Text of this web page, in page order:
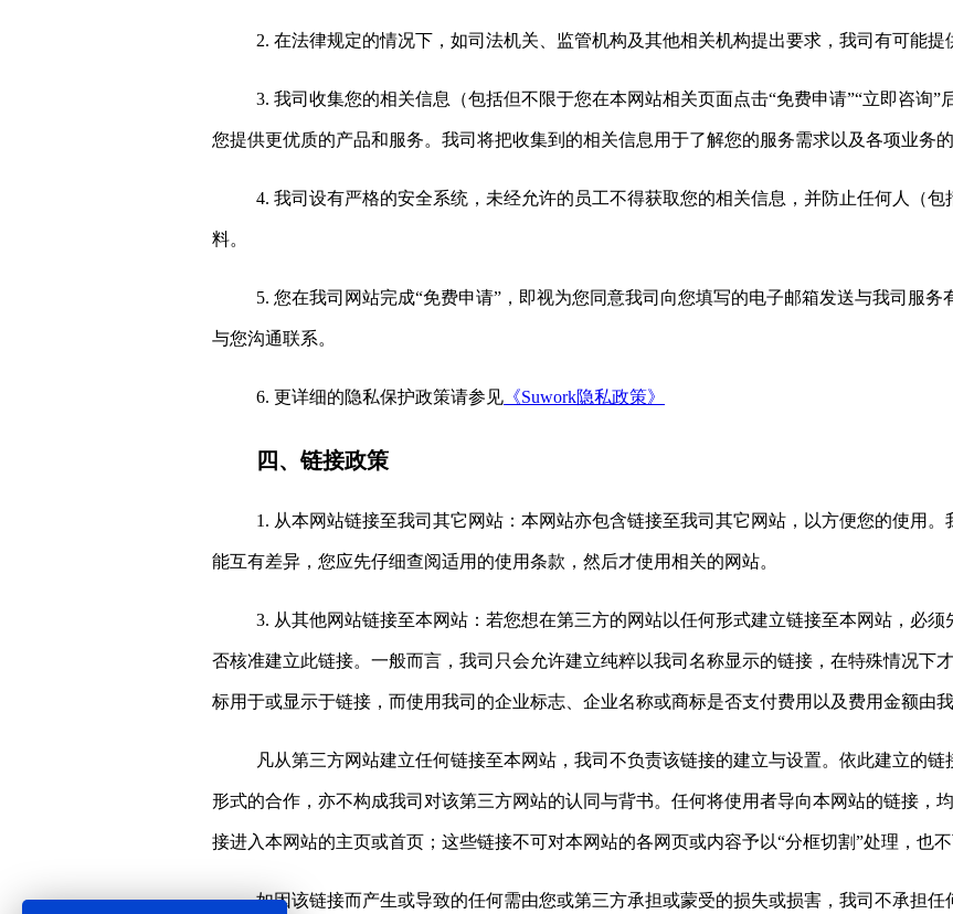
2. 在法律规定的情况下，如司法机关、监管机构及其他相关机构提出要求，我司有可能提
3. 我司收集您的相关信息 （包括但不限于您在本网站相关页面点击“免费申请”“立即咨询”
您提供更优质的产品和服务。我司将把收集到的相关信息用于了解您的服务需求以及各项业务的
4. 我司设有严格的安全系统，未经允许的员工不得获取您的相关信息， 并防止任何人（包
料。
5. 您在我司网站完成“免费申请” ，即视为您同意我司向您填写的电子邮箱发送与我司服务
与您沟通联系。
6. 更详细的隐私保护政策请参见 《Suwork隐私政策》
四、链接政策
1. 从本网站链接至我司其它网站：本网站亦包含链接至我司其它网站，以方便您的使用
能互有差异，您应先仔细查阅适用的使用条款，然后才使用相关的网站。
3. 从其他网站链接至本网站：若您想在第三方的网站以任何形式建立链接至本网站，必
否核准建立此链接。一般而言，我司只会允许建立纯粹以我司名称显示的链接，在特殊情况下
标用于或显示于链接，而使用我司的企业标志、企业名称或商标是否支付费用以及费用金额由我
凡从第三方网站建立任何链接至本网站，我司不负责该链接的建立与设置。依此建立的
形式的合作，亦不构成我司对该第三方网站的认同与背书。任何将使用者导向本网站的链接，
接进入本网站的主页或首页；这些链接不可对本网站的各网页或内容予以“分框切割”处理，也
如因该链接而产生或导致的任何需由您或第三方承担或蒙受的损失或损害，我司不承担